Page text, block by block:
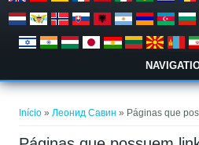
Início »Леонид Савин» Páginas que